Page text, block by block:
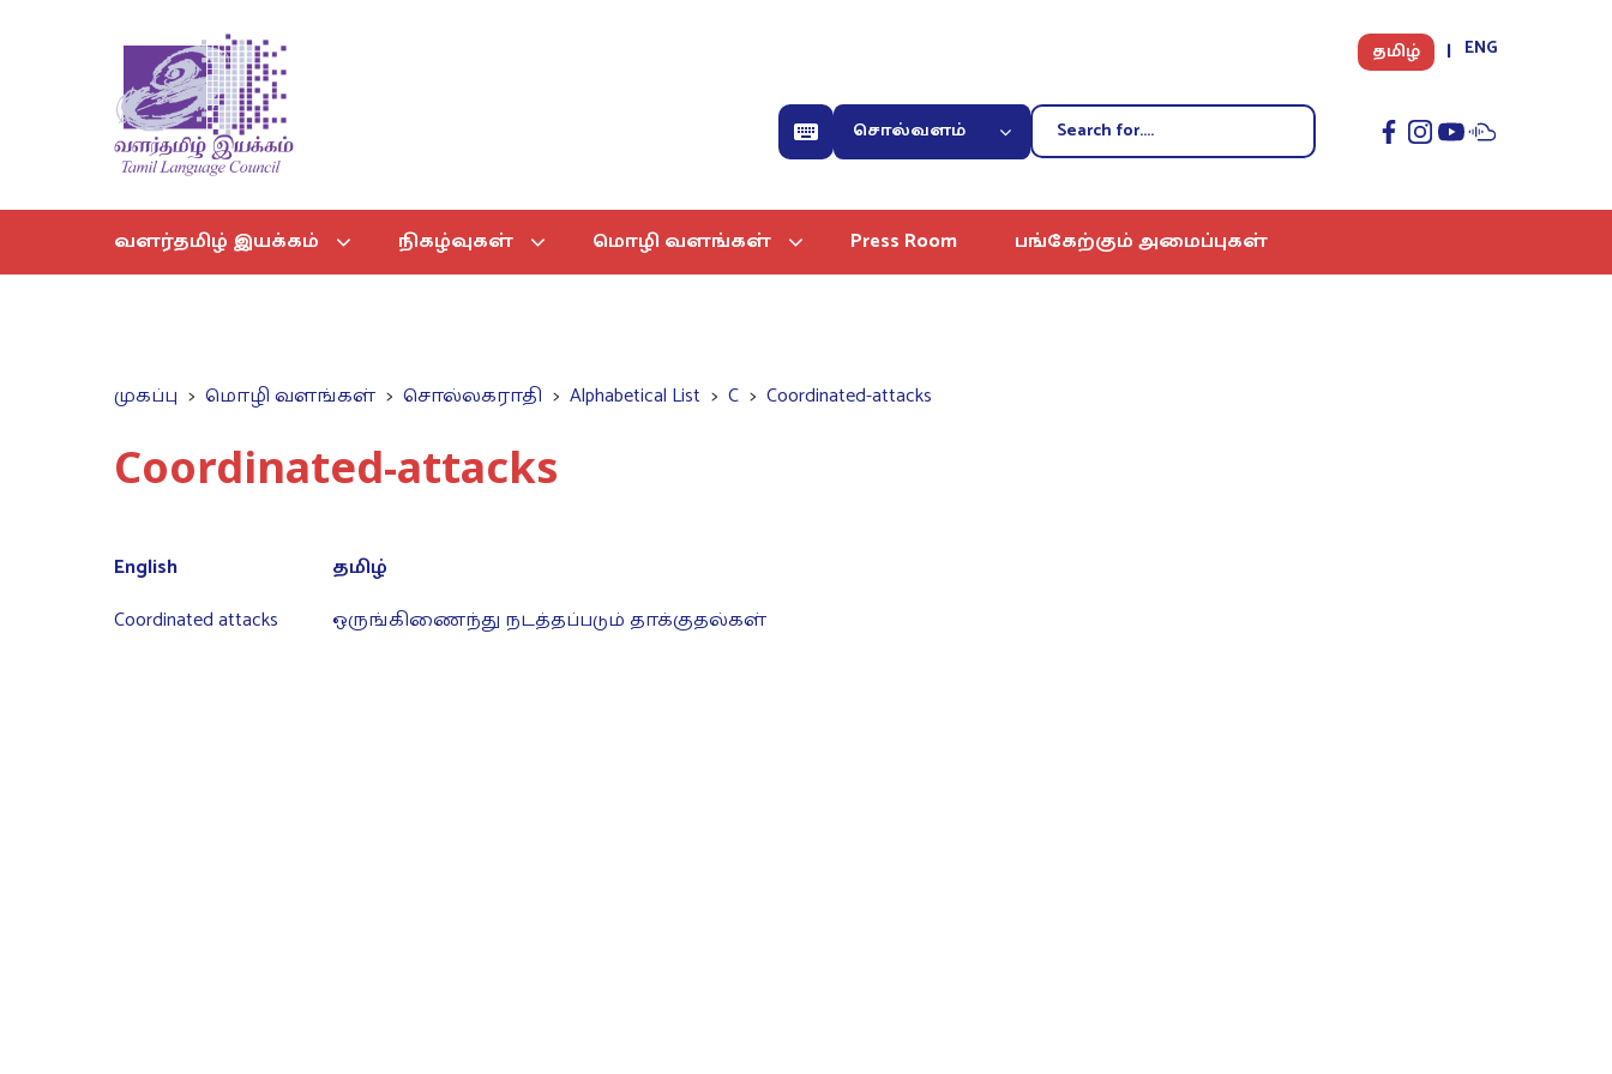
தமிழ் ENG
சொல்வளம்
வளர்தமிழ் இயக்கம் நிகழ்வுகள் மொழி வளங்கள் Press Room பங்கேற்கும் அமைப்புகள்
முகப்பு மொழி வளங்கள் சொல்லகராதி Alphabetical List C Coordinated-attacks
Coordinated-attacks
English
தமிழ்
Coordinated attacks
ஒருங்கிணைந்து நடத்தப்படும் தாக்குதல்கள்